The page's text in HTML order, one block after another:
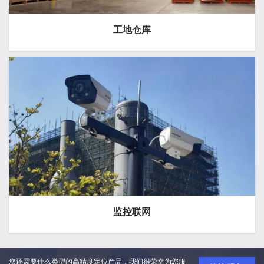
工地仓库
监控联网
您还需要什么类型的高精度定位产品，我们很荣幸为您服